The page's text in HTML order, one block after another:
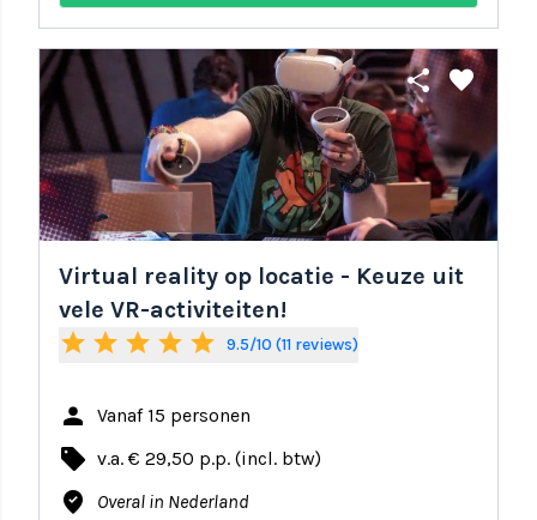
share favorite
Virtual reality op locatie - Keuze uit
vele VR-activiteiten!
star star star star star 9.5/10 (11 reviews)
person Vanaf 15 personen
local_offer v.a. € 29,50 p.p. (incl. btw)
where_to_vote Overal in Nederland